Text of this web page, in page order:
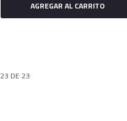
23 DE 23